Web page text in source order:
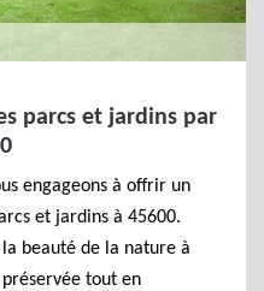
parcs et jardins par
engageons à offrir un
et jardins à 45600.
beauté de la nature à
tout en